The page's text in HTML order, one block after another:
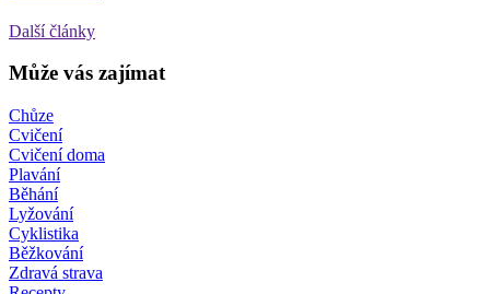
Další články
Může vás zajímat
Chůze
Cvičení
Cvičení doma
Plavání
Běhání
Lyžování
Cyklistika
Běžkování
Zdravá strava